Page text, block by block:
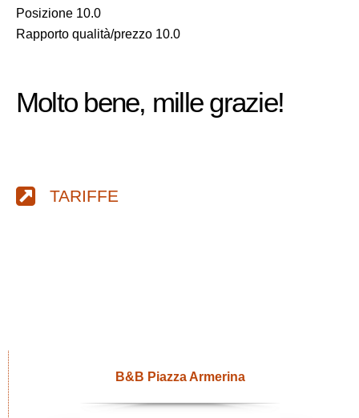
Posizione 10.0
Rapporto qualità/prezzo 10.0
Molto bene, mille grazie!
TARIFFE
B&B Piazza Armerina